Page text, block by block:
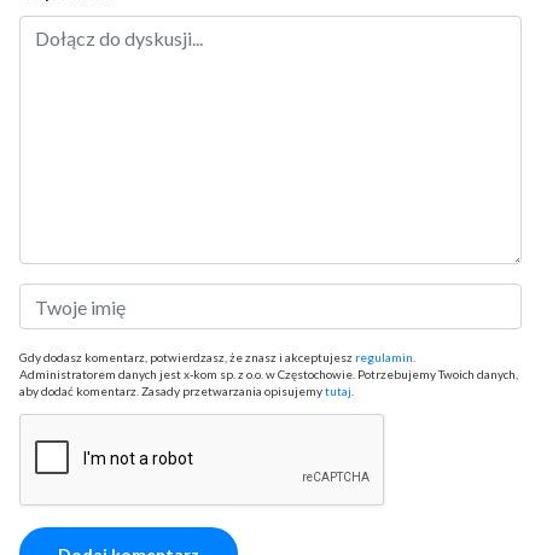
Gdy dodasz komentarz, potwierdzasz, że znasz i akceptujesz regulamin
Administratorem danych jest x-kom sp. z o.o. w Częstochowie. Potrzebujemy Twoich danych,
aby dodać komentarz. Zasady przetwarzania opisujemytutaj